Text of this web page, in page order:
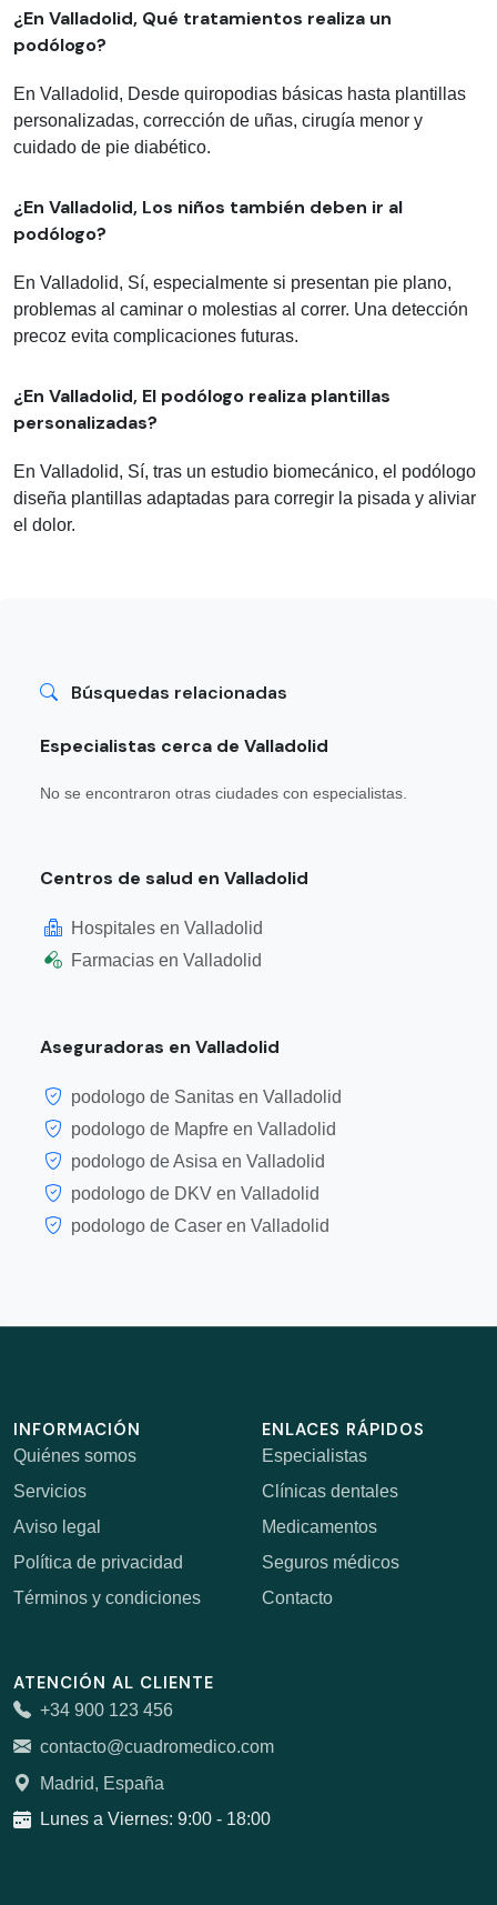
¿En Valladolid, Qué tratamientos realiza un
podólogo?
En Valladolid, Desde quiropodias básicas hasta plantillas
personalizadas, corrección de uñas, cirugía menor y
cuidado de pie diabético.
¿En Valladolid, Los niños también deben ir al
podólogo?
En Valladolid, Sí, especialmente si presentan pie plano,
problemas al caminar o molestias al correr. Una detección
precoz evita complicaciones futuras.
¿En Valladolid, El podólogo realiza plantillas
personalizadas?
En Valladolid, Sí, tras un estudio biomecánico, el podólogo
diseña plantillas adaptadas para corregir la pisada y aliviar
el dolor.
Búsquedas relacionadas
Especialistas cerca de Valladolid
No se encontraron otras ciudades con especialistas.
Centros de salud en Valladolid
Hospitales en Valladolid
Farmacias en Valladolid
Aseguradoras en Valladolid
podologo de Sanitas en Valladolid
podologo de Mapfre en Valladolid
podologo de Asisa en Valladolid
podologo de DKV en Valladolid
podologo de Caser en Valladolid
INFORMACIÓN
Quiénes somos
Servicios
Aviso legal
Política de privacidad
Términos y condiciones
ENLACES RÁPIDOS
Especialistas
Clínicas dentales
Medicamentos
Seguros médicos
Contacto
ATENCIÓN AL CLIENTE
+34 900 123 456
contacto@cuadromedico.com
Madrid, España
Lunes a Viernes: 9:00 - 18:00